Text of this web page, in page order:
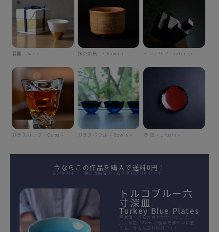
酒器 - Sake - 抹茶茶碗 - Chawan - インテリア - interior -
ガラスカップ - Cups - ガラスボウル - Bowls - 漆 皿 - Urushi -
今ならこの作品を購入で送料0円！
送料無料中！一緒に同時購入する作品も送料無料です。
トルコブルー六
寸深皿
Turkey Blue Plates
荒木漢一さんの爽やかなトルコブルー
六寸深皿-18cm-が食卓を鮮やかに変
える。今なら送料無料です！